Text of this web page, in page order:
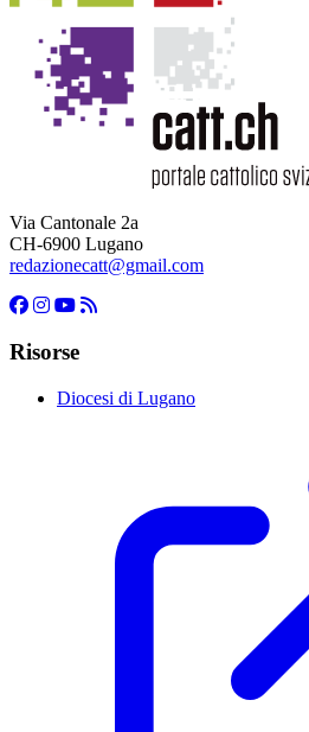
Via Cantonale 2a
CH-6900 Lugano
redazionecatt@gmail.com
Risorse
Diocesi di Lugano